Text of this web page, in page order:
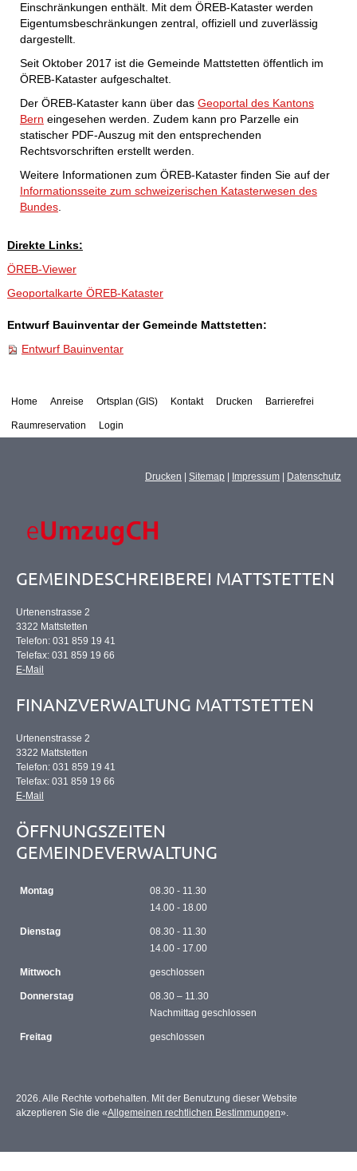
Einschränkungen enthält. Mit dem ÖREB-Kataster werden
Eigentumsbeschränkungen zentral, offiziell und zuverlässig
dargestellt.
Seit Oktober 2017 ist die Gemeinde Mattstetten öffentlich im
ÖREB-Kataster aufgeschaltet.
Der ÖREB-Kataster kann über das Geoportal des Kantons
Bern eingesehen werden. Zudem kann pro Parzelle ein
statischer PDF-Auszug mit den entsprechenden
Rechtsvorschriften erstellt werden.
Weitere Informationen zum ÖREB-Kataster finden Sie auf der
Informationsseite zum schweizerischen Katasterwesen des
Bundes.
Direkte Links:
ÖREB-Viewer
Geoportalkarte ÖREB-Kataster
Entwurf Bauinventar der Gemeinde Mattstetten:
Entwurf Bauinventar
Home Anreise Ortsplan (GIS) Kontakt Drucken Barrierefrei
Raumreservation Login
Drucken Sitemap Impressum Datenschutz
GEMEINDESCHREIBEREI MATTSTETTEN
Urtenenstrasse 2
3322 Mattstetten
Telefon: 031 859 19 41
Telefax: 031 859 19 66
E-Mail
FINANZVERWALTUNG MATTSTETTEN
Urtenenstrasse 2
3322 Mattstetten
Telefon: 031 859 19 41
Telefax: 031 859 19 66
E-Mail
ÖFFNUNGSZEITEN
GEMEINDEVERWALTUNG
Montag
08.30 - 11.30
14.00 - 18.00
Dienstag
08.30 - 11.30
14.00 - 17.00
Mittwoch geschlossen
Donnerstag
08.30 – 11.30
Nachmittag geschlossen
Freitag geschlossen
2026. Alle Rechte vorbehalten. Mit der Benutzung dieser Website
akzeptieren Sie die «Allgemeinen rechtlichen Bestimmungen».